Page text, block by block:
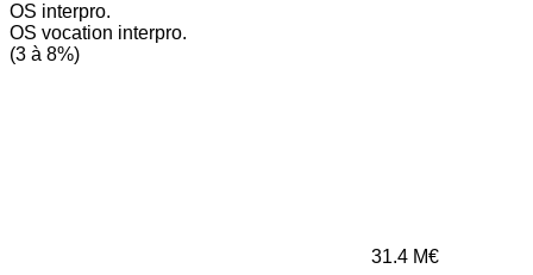
OS interpro.
OS vocation interpro.
(3 à 8%)
31.4 M€